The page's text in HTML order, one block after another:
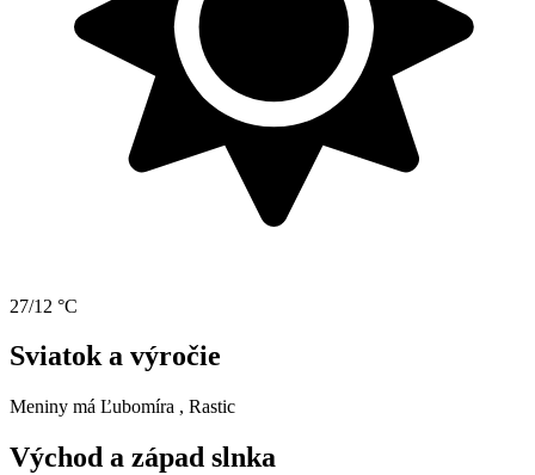
27/12 °C
Sviatok a výročie
Meniny má Ľubomíra , Rastic
Východ a západ slnka